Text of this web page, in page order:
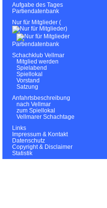
Aufgabe des Tages
Partiendatenbank
Nur für Mitglieder (
)
Partiendatenbank
Schachklub Vellmar
Mitglied werden
Spielabend
Spiellokal
Vorstand
Satzung
Anfahrtsbeschreibung
nach Vellmar
zum Spiellokal
Vellmarer Schachtage
Links
Impressum & Kontakt
Datenschutz
Copyright & Disclaimer
Statistik